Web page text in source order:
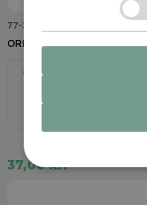
77-324-1
OREGON 77-324-1 Tændrør
CHAMPION
37,00 kr.